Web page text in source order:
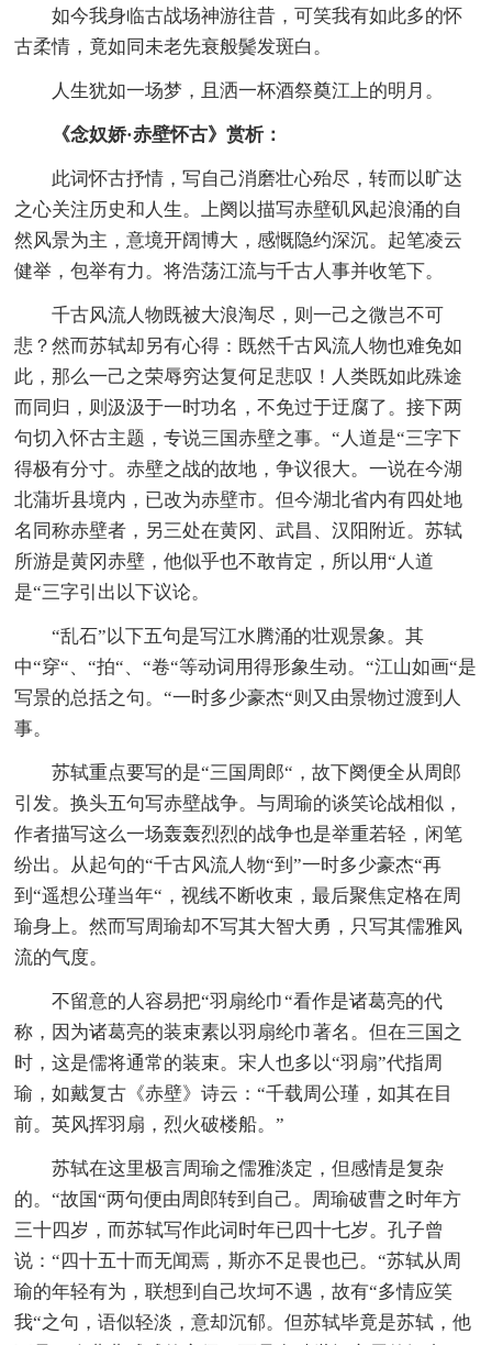
如今我身临古战场神游往昔，可笑我有如此多的怀
古柔情，竟如同未老先衰般鬓发斑白。
人生犹如一场梦，且洒一杯酒祭奠江上的明月。
《念奴娇·赤壁怀古》赏析：
此词怀古抒情，写自己消磨壮心殆尽，转而以旷达
之心关注历史和人生。上阕以描写赤壁矶风起浪涌的自
然风景为主，意境开阔博大，感慨隐约深沉。起笔凌云
健举，包举有力。将浩荡江流与千古人事并收笔下。
千古风流人物既被大浪淘尽，则一己之微岂不可
悲？然而苏轼却另有心得：既然千古风流人物也难免如
此，那么一己之荣辱穷达复何足悲叹！人类既如此殊途
而同归，则汲汲于一时功名，不免过于迂腐了。接下两
句切入怀古主题，专说三国赤壁之事。“人道是“三字下
得极有分寸。赤壁之战的故地，争议很大。一说在今湖
北蒲圻县境内，已改为赤壁市。但今湖北省内有四处地
名同称赤壁者，另三处在黄冈、武昌、汉阳附近。苏轼
所游是黄冈赤壁，他似乎也不敢肯定，所以用“人道
是“三字引出以下议论。
“乱石”以下五句是写江水腾涌的壮观景象。其
中“穿“、“拍“、“卷“等动词用得形象生动。“江山如画“是
写景的总括之句。“一时多少豪杰“则又由景物过渡到人
事。
苏轼重点要写的是“三国周郎“，故下阕便全从周郎
引发。换头五句写赤壁战争。与周瑜的谈笑论战相似，
作者描写这么一场轰轰烈烈的战争也是举重若轻，闲笔
纷出。从起句的“千古风流人物“到”一时多少豪杰“再
到“遥想公瑾当年“，视线不断收束，最后聚焦定格在周
瑜身上。然而写周瑜却不写其大智大勇，只写其儒雅风
流的气度。
不留意的人容易把“羽扇纶巾“看作是诸葛亮的代
称，因为诸葛亮的装束素以羽扇纶巾著名。但在三国之
时，这是儒将通常的装束。宋人也多以“羽扇”代指周
瑜，如戴复古《赤壁》诗云：“千载周公瑾，如其在目
前。英风挥羽扇，烈火破楼船。”
苏轼在这里极言周瑜之儒雅淡定，但感情是复杂
的。“故国“两句便由周郎转到自己。周瑜破曹之时年方
三十四岁，而苏轼写作此词时年已四十七岁。孔子曾
说：“四十五十而无闻焉，斯亦不足畏也已。“苏轼从周
瑜的年轻有为，联想到自己坎坷不遇，故有“多情应笑
我“之句，语似轻淡，意却沉郁。但苏轼毕竟是苏轼，他